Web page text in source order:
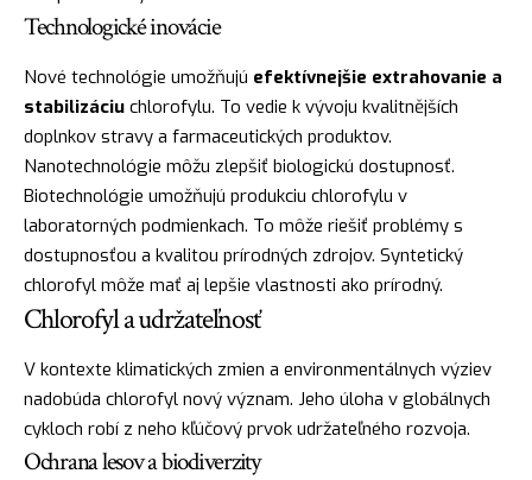
Technologické inovácie
Nové technológie umožňujú efektívnejšie extrahovanie a
stabilizáciu chlorofylu. To vedie k vývoju kvalitnějších
doplnkov stravy a farmaceutických produktov.
Nanotechnológie môžu zlepšiť biologickú dostupnosť.
Biotechnológie umožňujú produkciu chlorofylu v
laboratorných podmienkach. To môže riešiť problémy s
dostupnosťou a kvalitou prírodných zdrojov. Syntetický
chlorofyl môže mať aj lepšie vlastnosti ako prírodný.
Chlorofyl a udržateľnosť
V kontexte klimatických zmien a environmentálnych výziev
nadobúda chlorofyl nový význam. Jeho úloha v globálnych
cykloch robí z neho kľúčový prvok udržateľného rozvoja.
Ochrana lesov a biodiverzity